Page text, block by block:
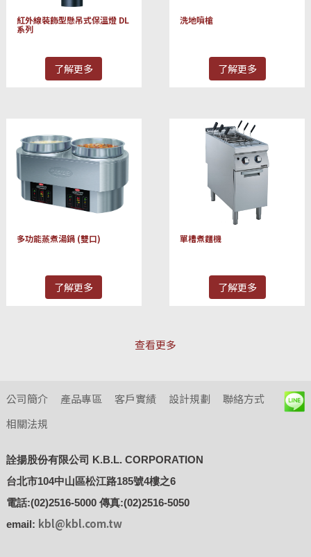
紅外線裝飾型懸吊式保溫燈 DL
系列
了解更多
洗地噴槍
了解更多
多功能蒸煮湯鍋 (雙口)
了解更多
單槽煮麵機
了解更多
查看更多
公司簡介 產品專區 客戶實績 設計規劃
聯絡方式
相關法規
詮揚股份有限公司 K.B.L. CORPORATION
台北市104中山區松江路185號4樓之6
電話:(02)2516-5000 傳真:(02)2516-5050
email: kbl@kbl.com.tw